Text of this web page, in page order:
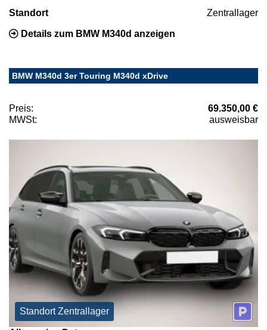
Standort Zentrallager
Details zum BMW M340d anzeigen
BMW M340d 3er Touring M340d xDrive
Preis:
69.350,00 €
MWSt:
ausweisbar
Standort Zentrallager